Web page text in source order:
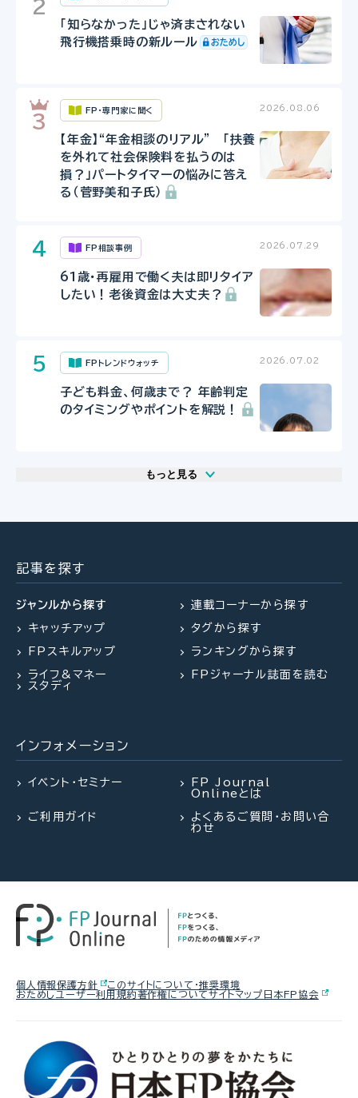
「知らなかった」じゃ済まされない
飛行機搭乗時の新ルール
FP・専門家に聞く 2026.08.06
【年金】“年金相談のリアル” 「扶養
を外れて社会保険料を払うのは
損？」パートタイマーの悩みに答え
る（菅野美和子氏）
FP相談事例 2026.07.29
61歳・再雇用で働く夫は即リタイア
したい！老後資金は大丈夫？
FPトレンドウォッチ 2026.07.02
子ども料金、何歳まで？ 年齢判定
のタイミングやポイントを解説！
もっと見る
したい！老後資金は大丈夫？
FP・専門家に聞く
右する、道路、ライフライン、法令制
「知らなかった」じゃ済まされない
飛行機搭乗時の新ルール
2026.08.03
熱中症や水辺の事故……夏のアク
シデントに民間保険は使えるの
を外れて社会保険料を払うのは
損？」パートタイマーの悩みに答え
る（菅野美和子氏）
と株価評価・特例措置の行方(山田
&パートナーズ 宇田川氏、金沢
氏、西内氏)
FPトレンドウォッチ 2026.07.27
夏休み中の子どものランチ、負担を
【資産形成】資産運用、正しくできて
いますか？（平井美穂氏）
2026.07.30
マンション関連法の改正で決議ルー
ルが大幅変更
FPトレンドウォッチ 2026.07.28
飛行機搭乗時の新ルール
え・リノベがより円滑に
FPトレンドウォッチ
ルが大幅変更
FPトレンドウォッチ
熱中症や水辺の事故……夏のアク
シデントに民間保険は使えるの
か？
したい！老後資金は大丈夫？
FPトレンドウォッチ
記事を探す
ジャンルから探す
キャッチアップ
FPスキルアップ
ライフ&マネー
スタディ
連載コーナーから探す
タグから探す
ランキングから探す
FPジャーナル誌面を読む
インフォメーション
イベント・セミナー
FP Journal
Onlineとは
ご利用ガイド
よくあるご質問・お問い合
わせ
個人情報保護方針
このサイトについて・推奨環境
おためしユーザー利用規約著作権についてサイトマップ 日本FP協会